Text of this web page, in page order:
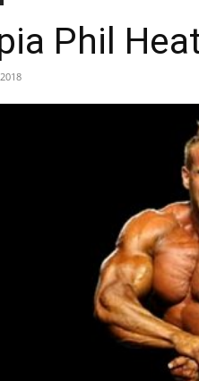
Phil